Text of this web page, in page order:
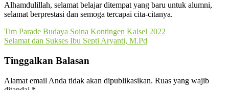
Alhamdulillah, selamat belajar ditempat yang baru untuk alumni,
selamat berprestasi dan semoga tercapai cita-citanya.
Navigasi
pos
Tim Parade Budaya Soina Kontingen Kalsel 2022
Selamat dan Sukses Ibu Septi Aryanti, M.Pd
Tinggalkan Balasan
Alamat email Anda tidak akan dipublikasikan. Ruas yang wajib